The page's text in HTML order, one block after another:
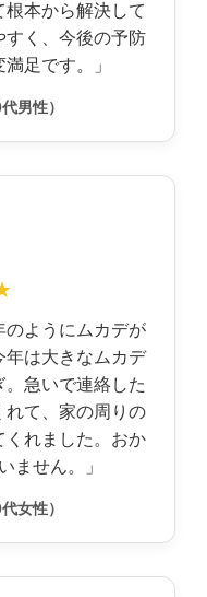
本から解決して
すく、今後の予防
足です。」
男性）
のようにムカデが
年は大きなムカデ
急いで連絡した
れて、家の周りの
くれました。おか
ません。」
女性）